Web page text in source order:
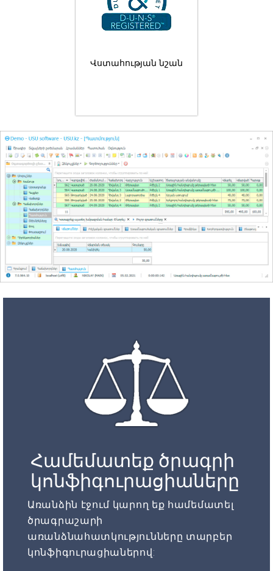
Վստահության նշան
Համեմատեք ծրագրի
կոնֆիգուրացիաները
Առանձին էջում կարող եք համեմատել
ծրագրաշարի
առանձնահատկությունները տարբեր
կոնֆիգուրացիաներով: